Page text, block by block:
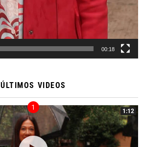
00:18
ÚLTIMOS VIDEOS
1:12